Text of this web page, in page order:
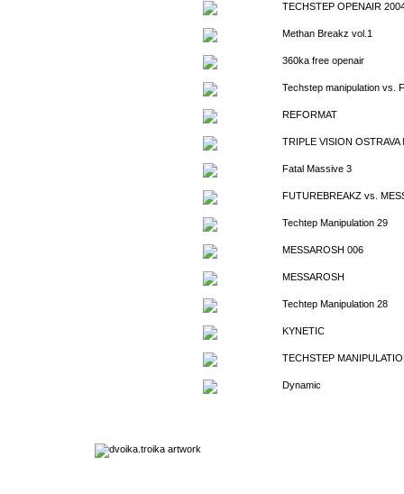
TECHSTEP OPENAIR
Methan Breakz vol.1
360ka free openair
Techstep manipulation vs.
REFORMAT
TRIPLE VISION OSTRAVA
Fatal Massive 3
FUTUREBREAKZ vs.
Techtep Manipulation 29
MESSAROSH 006
MESSAROSH
Techtep Manipulation 28
KYNETIC
TECHSTEP
Dynamic